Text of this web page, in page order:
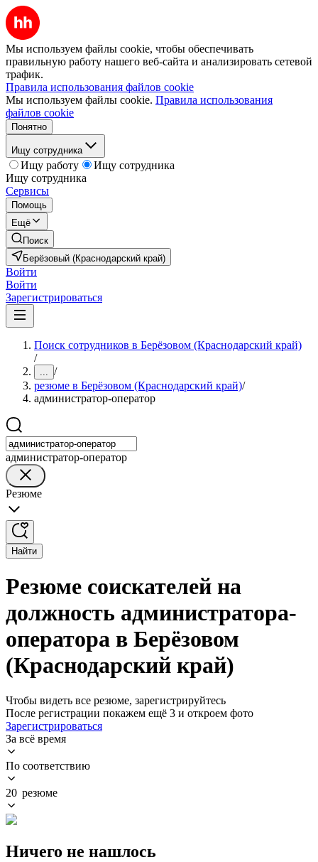
Мы используем файлы cookie, чтобы обеспечивать
правильную работу нашего веб-сайта и анализировать сетевой
трафик.
Правила использования файлов cookie
Мы используем файлы cookie. Правила использования
файлов cookie
Понятно
Ищу сотрудника
Ищу работу
Ищу сотрудника
Ищу сотрудника
Сервисы
Помощь
Ещё
Поиск
Берёзовый (Краснодарский край)
Войти
Войти
Зарегистрироваться
Поиск сотрудников в Берёзовом (Краснодарский край)
/
... /
резюме в Берёзовом (Краснодарский край)/
администратор-оператор
администратор-оператор
Резюме
Найти
Резюме соискателей на
должность администратора-
оператора в Берёзовом
(Краснодарский край)
Чтобы видеть все резюме, зарегистрируйтесь
После регистрации покажем ещё 3 и откроем фото
Зарегистрироваться
За всё время
По соответствию
20 резюме
Ничего не нашлось